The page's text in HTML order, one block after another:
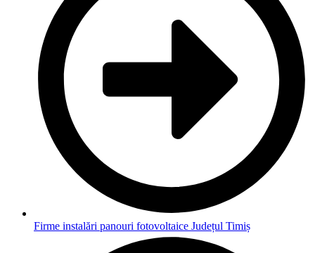
Firme instalări panouri fotovoltaice Județul Timiș